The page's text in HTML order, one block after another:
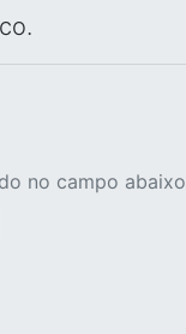
no campo abaixo